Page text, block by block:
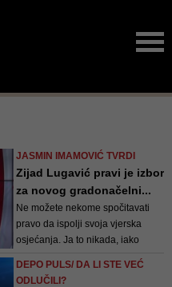
JASMIN IMAMOVIĆ TVRDI
Zijad Lugavić pravi je izbor
za novog gradonačelni...
Ne možete nekome spočitavati
pravo da ispolji svoja vjerska
osjećanja. Ja to nikada, iako
nisam nikad vjeru prakticirao,
nisam dopustio. Vjerska sloboda
DEPO PULS/ DA LI STE VEĆ
ODLUČILI?